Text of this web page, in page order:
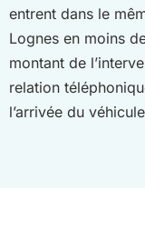
entrent dans le
Lognes en moins
montant de
relation
l’arrivée du